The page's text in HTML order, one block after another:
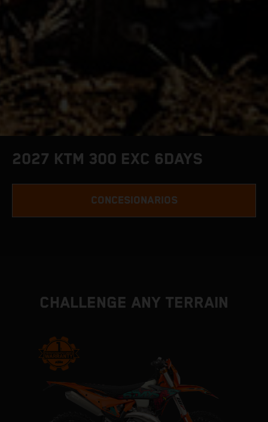
2027 KTM 300 EXC 6DAYS
CONCESIONARIOS
CHALLENGE ANY TERRAIN